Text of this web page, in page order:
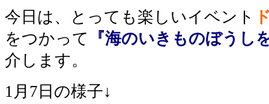
今日は、とっても楽しいイベント
をつかって
『海のいきものぼうし
介します。
1月7日の様子↓